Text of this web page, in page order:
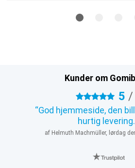
Kunder om
5 stjerner
5 /
God hjemmeside, den
hurtig levering.
af Helmuth Machmüller, lørdag